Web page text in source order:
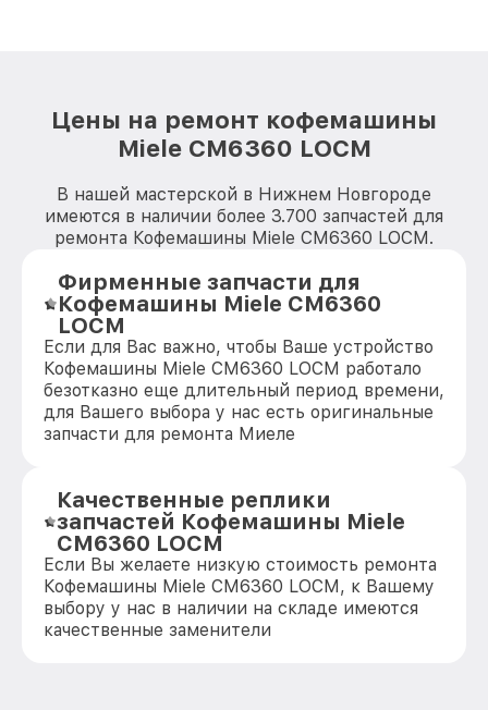
Цены на ремонт кофемашины
Miele CM6360 LOCM
В нашей мастерской в Нижнем Новгороде
имеются в наличии более 3.700 запчастей для
ремонта Кофемашины Miele CM6360 LOCM.
Фирменные запчасти для
Кофемашины Miele CM6360
LOCM
Если для Вас важно, чтобы Ваше устройство
Кофемашины Miele CM6360 LOCM работало
безотказно еще длительный период времени,
для Вашего выбора у нас есть оригинальные
запчасти для ремонта Миеле
Качественные реплики
запчастей Кофемашины Miele
CM6360 LOCM
Если Вы желаете низкую стоимость ремонта
Кофемашины Miele CM6360 LOCM, к Вашему
выбору у нас в наличии на складе имеются
качественные заменители